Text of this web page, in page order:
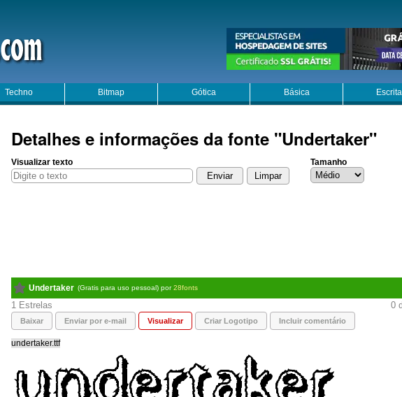
Techno Bitmap Gótica Básica Escrita
Detalhes e informações da fonte "Undertaker"
Visualizar texto Tamanho
Undertaker (Gratis para uso pessoal) por28fonts
1 0
Baixar Enviar por e-mail Visualizar Criar Logotipo Incluir comentário
undertaker.ttf